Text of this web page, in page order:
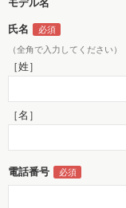
モデル名
氏名
（全角で入力してください）
［姓］
［名］
電話番号